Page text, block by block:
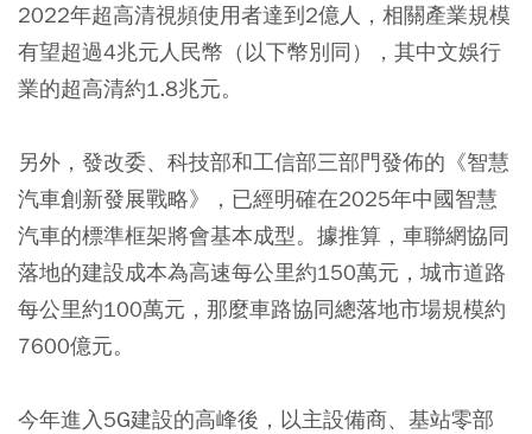
2022年超高清視頻使用者達到2億人，相關產業規模
有望超過4兆元人民幣（以下幣別同），其中文娛行
業的超高清約1.8兆元。
另外，發改委、科技部和工信部三部門發佈的《智慧
汽車創新發展戰略》，已經明確在2025年中國智慧
汽車的標準框架將會基本成型。據推算，車聯網協同
落地的建設成本為高速每公里約150萬元，城市道路
每公里約100萬元，那麼車路協同總落地市場規模約
7600億元。
今年進入5G建設的高峰後，以主設備商、基站零部